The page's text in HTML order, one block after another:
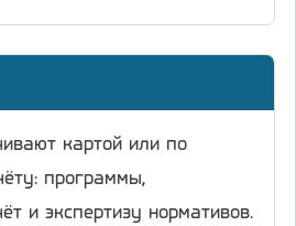
картой или по
программы,
и экспертизу нормативов.